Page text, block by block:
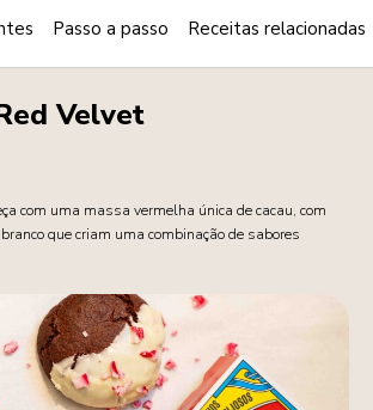
Print
Velvet
com uma massa vermelha única de cacau, com
que criam uma combinação de sabores
Passo a passo Receitas relacionadas